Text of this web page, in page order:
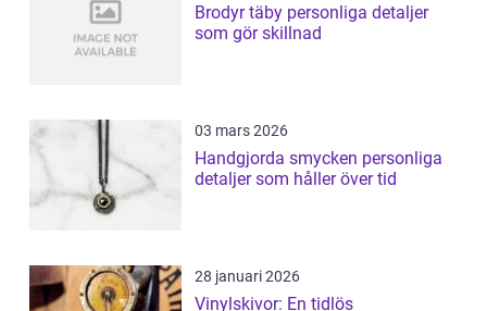
Brodyr täby personliga detaljer
som gör skillnad
03 mars 2026
Handgjorda smycken personliga
detaljer som håller över tid
28 januari 2026
Vinylskivor: En tidlös